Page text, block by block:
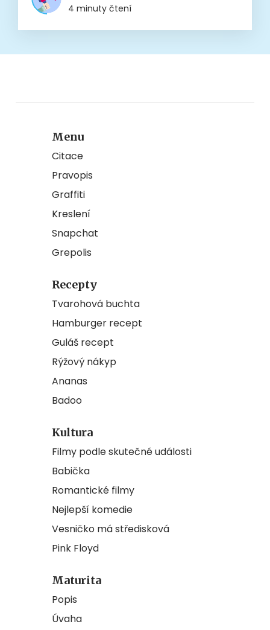
4 minuty čtení
Menu
Citace
Pravopis
Graffiti
Kreslení
Snapchat
Grepolis
Recepty
Tvarohová buchta
Hamburger recept
Guláš recept
Rýžový nákyp
Ananas
Badoo
Kultura
Filmy podle skutečné události
Babička
Romantické filmy
Nejlepší komedie
Vesničko má středisková
Pink Floyd
Maturita
Popis
Úvaha